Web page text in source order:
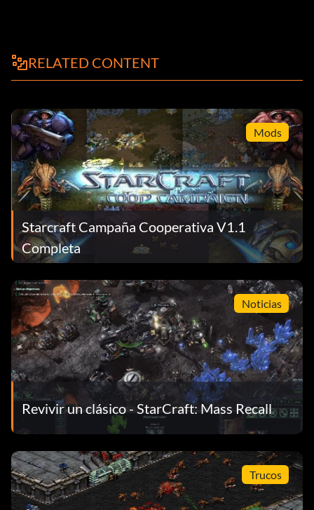
RELATED CONTENT
Mods
Starcraft Campaña Cooperativa V1.1
Completa
Noticias
Revivir un clásico - StarCraft: Mass Recall
Trucos